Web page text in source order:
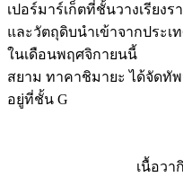
เปอร์มาร์เก็ตที่ชั้นวางเรียง
และวัตถุดิบนำเข้าจากประ
ในเดือนพฤศจิกายนนี้
สยาม ทาคาชิมายะ ได้จัด
อยู่ที่ชั้น G
เนื้อวา